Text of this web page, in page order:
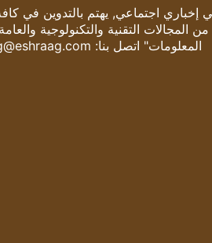
اجتماعي, يهتم بالتدوين في
المجالات التقنية والتكنولوجية
المعلومات" اتصل بنا: